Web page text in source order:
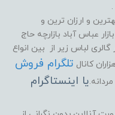
و ارزان ترین و
عباس آباد بازارچه حاج
لباس زیر از بین انواع
کانال تلگرام فروش
یا اینستاگرام